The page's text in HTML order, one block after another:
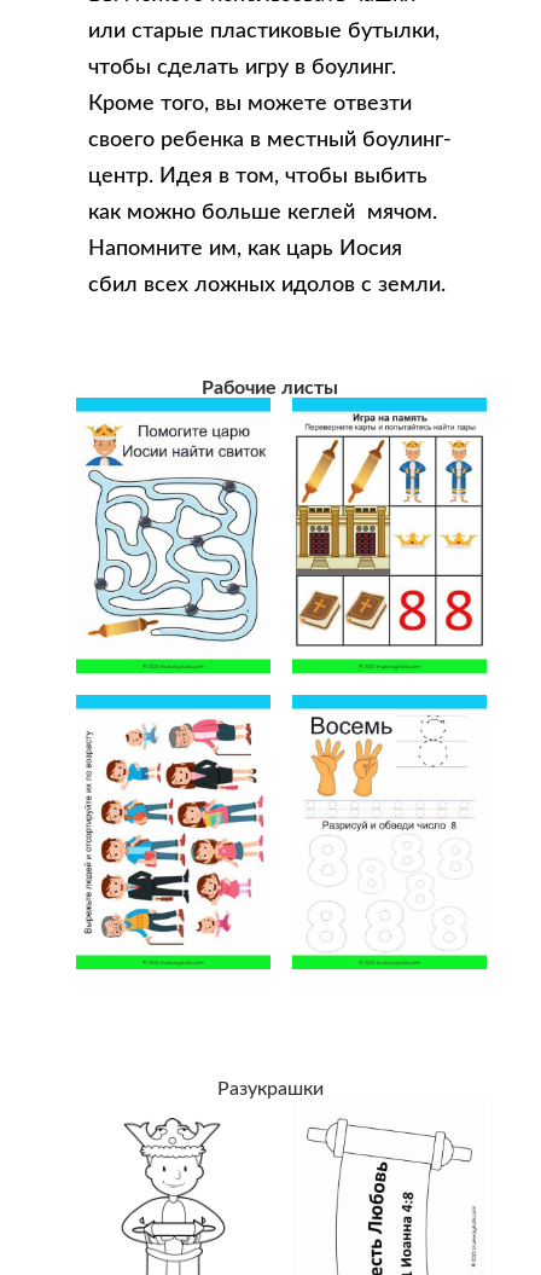
или старые пластиковые бутылки,
чтобы сделать игру в боулинг.
Кроме того, вы можете отвезти
своего ребенка в местный боулинг-
центр. Идея в том, чтобы выбить
как можно больше кеглей мячом.
Напомните им, как царь Иосия
сбил всех ложных идолов с земли.
Рабочие листы
Разукрашки